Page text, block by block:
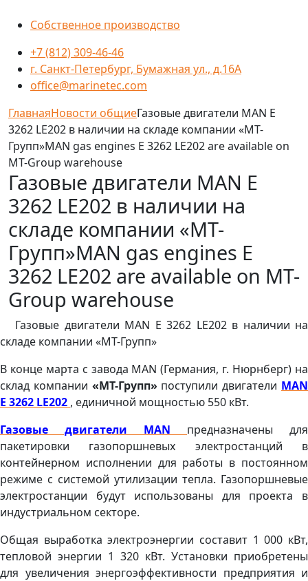
Собственное производство
+7 (812) 309-46-46
г. Санкт-Петербург, Бумажная ул., д.16А
office@marinetec.com
ГлавнаяНовости общиеГазовые двигатели MAN E
3262 LE202 в наличии на складе компании «МТ-
Групп»MAN gas engines E 3262 LE202 are available on
MT-Group warehouse
Газовые двигатели MAN E
3262 LE202 в наличии на
складе компании «МТ-
Групп»MAN gas engines E
3262 LE202 are available on MT-
Group warehouse
Газовые двигатели MAN E 3262 LE202 в наличии на
складе компании «МТ-Групп»
В конце марта с завода MAN (Германия, г. Нюрнберг) на
склад компании «МТ-Групп» поступили двигатели MAN
E 3262 LE202 , единичной мощностью 550 кВт.
Газовые двигатели MAN предназначены для
пакетировки газопоршневых электростанций в
контейнерном исполнении для работы в постоянном
режиме с системой утилизации тепла. Газопоршневые
электростанции будут использованы для проекта в
индустриальном секторе.
Общая выработка электроэнергии составит 1 000 кВт,
тепловой энергии 1 320 кВт. Установки приобретены
для увеличения энергоэффективности предприятия и